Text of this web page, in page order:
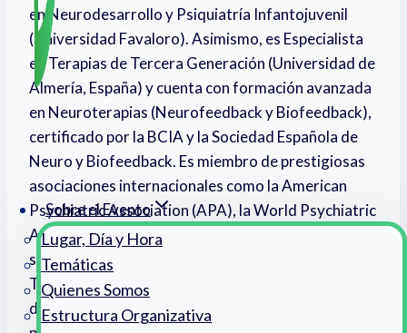
Sobre el Evento
Lugar, Día y Hora
Temáticas
Quienes Somos
Estructura Organizativa
en Neurodesarrollo y Psiquiatría Infantojuvenil
(Universidad Favaloro). Asimismo, es Especialista
en Terapias de Tercera Generación (Universidad de
Almería, España) y cuenta con formación avanzada
en Neuroterapias (Neurofeedback y Biofeedback),
certificado por la BCIA y la Sociedad Española de
Neuro y Biofeedback. Es miembro de prestigiosas
asociaciones internacionales como la American
Psychiatric Association (APA), la World Psychiatric
Association, la AAPB y la ISNR, e instructor del
staff de Boston Neurodynamics (EE.UU.).
Terapeuta gestáltico formado en SOGIA, ha
dictado conferencias en América, Europa y Asia,